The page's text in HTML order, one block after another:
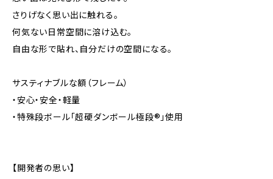
さりげなく思い出に触れる。
何気ない日常空間に溶け込む。
自由な形で貼れ、自分だけの空間になる。
サスティナブルな額（フレーム）
・安心・安全・軽量
・特殊段ボール「超硬ダンボール極段®」使用
【開発者の思い】